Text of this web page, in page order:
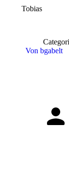
Tobias
Von bgabelt